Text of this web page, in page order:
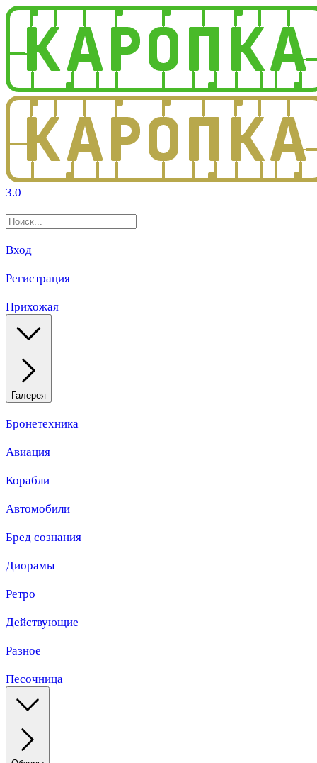
3.0
Вход
Регистрация
Прихожая
Галерея
Бронетехника
Авиация
Корабли
Автомобили
Бред сознания
Диорамы
Ретро
Действующие
Разное
Песочница